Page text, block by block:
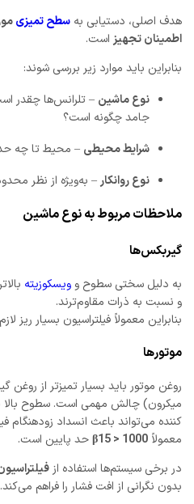
هدف اصلی، دستیابی به سطح تمیزی
اطمینان تجهیز است.
بنابراین باید موارد زیر بررسی شوند:
نوع ماشین – تلرانس‌ها چقدر
جامد چگونه است؟
شرایط محیطی – محیط تا چه حد
نوع روانکار – به‌ویژه از نظر
ملاحظات مربوط به نوع ماشین
گیربکس‌ها
به دلیل سختی سطوح و ویسکوزیته
و نسبت به ذرات مقاوم‌ترند.
بنابراین معمولاً فیلتراسیون بسیار ریز
موتورها
میکرون) چالش مهمی است. سطوح بالا
کننده می‌تواند باعث انسداد زودهنگام
معمولاً β15 > 1000حد پایین است.
در برخی سیستم‌ها استفاده از
بدون نگرانی از افت فشار را فراهم می‌کند.